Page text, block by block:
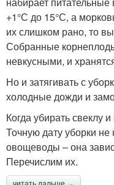
+1°С до 15°С, а
их слишком рано, то
Собранные
невкусными, и
Но и затягивать с
холодные дожди и
Когда убирать свеклу
Точную дату уборки
овощеводы – она
Перечислим их.